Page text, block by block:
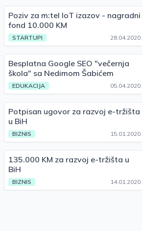
Poziv za m:tel IoT izazov - nagradni
fond 10.000 KM
STARTUPI 28.04.2020.
Besplatna Google SEO "večernja
škola" sa Nedimom Šabićem
EDUKACIJA 05.04.2020.
Potpisan ugovor za razvoj e-tržišta
u BiH
BIZNIS 15.01.2020.
135.000 KM za razvoj e-tržišta u
BiH
BIZNIS 14.01.2020.